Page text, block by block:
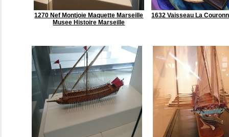
1270 Nef Montjoie Maquette Marseille
Musee Histoire Marseille
1632 Vaisseau La